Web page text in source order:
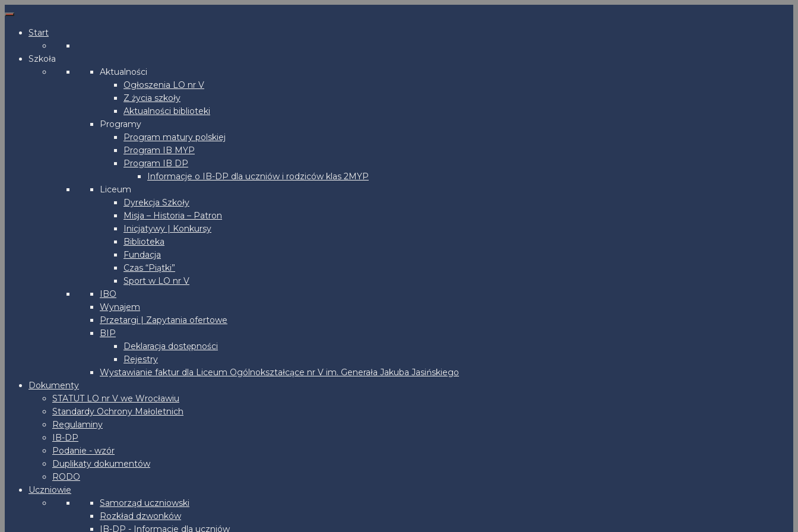
Start
Szkoła
Aktualności
Ogłoszenia LO nr V
Z życia szkoły
Aktualności biblioteki
Programy
Program matury polskiej
Program IB MYP
Program IB DP
Informacje o IB-DP dla uczniów i rodziców klas 2MYP
Liceum
Dyrekcja Szkoły
Misja – Historia – Patron
Inicjatywy | Konkursy
Biblioteka
Fundacja
Czas “Piątki”
Sport w LO nr V
IBO
Wynajem
Przetargi | Zapytania ofertowe
BIP
Deklaracja dostępności
Rejestry
Wystawianie faktur dla Liceum Ogólnokształcące nr V im. Generała Jakuba Jasińskiego
Dokumenty
STATUT LO nr V we Wrocławiu
Standardy Ochrony Małoletnich
Regulaminy
IB-DP
Podanie - wzór
Duplikaty dokumentów
RODO
Uczniowie
Samorząd uczniowski
Rozkład dzwonków
IB-DP - Informacje dla uczniów